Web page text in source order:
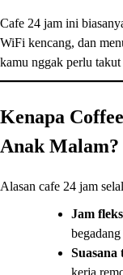
Cafe 24 jam ini
WiFi kencang, dan
kamu nggak perlu
Kenapa
Anak Malam?
Alasan cafe 24 jam
Jam
begadang
Suasana
kerja